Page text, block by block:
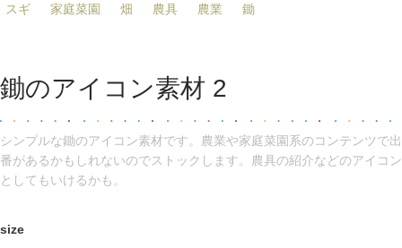
スギ 家庭菜園 畑 農具 農業 鋤
鋤のアイコン素材 2
シンプルな鋤のアイコン素材です。農業や家庭菜園系のコンテンツで出
番があるかもしれないのでストックします。農具の紹介などのアイコン
としてもいけるかも。
size